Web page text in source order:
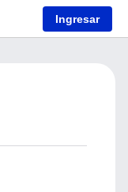
Ingresar